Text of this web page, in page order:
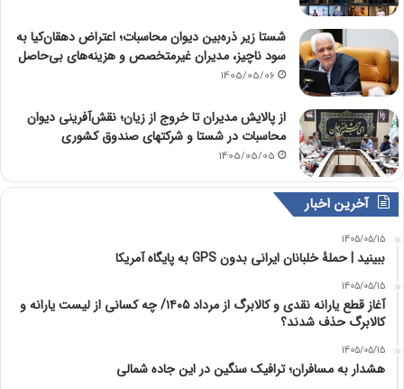
شستا زیر ذره‌بین دیوان محاسبات؛ اعتراض دهقان‌کیا به
سود ناچیز، مدیران غیرمتخصص و هزینه‌های بی‌حاصل
1405/05/06
از پالایش مدیران تا خروج از زیان؛ نقش‌آفرینی دیوان
محاسبات در شستا و شرکتهای صندوق کشوری
1405/05/05
آخرین اخبار
1405/05/15
ببینید | حملۀ خلبانان ایرانی بدون GPS به پایگاه آمریکا
1405/05/15
آغاز قطع یارانه نقدی و کالابرگ از مرداد ۱۴۰۵/ چه کسانی از لیست یارانه و
کالابرگ حذف شدند؟
1405/05/15
هشدار به مسافران؛ ترافیک سنگین در این جاده شمالی